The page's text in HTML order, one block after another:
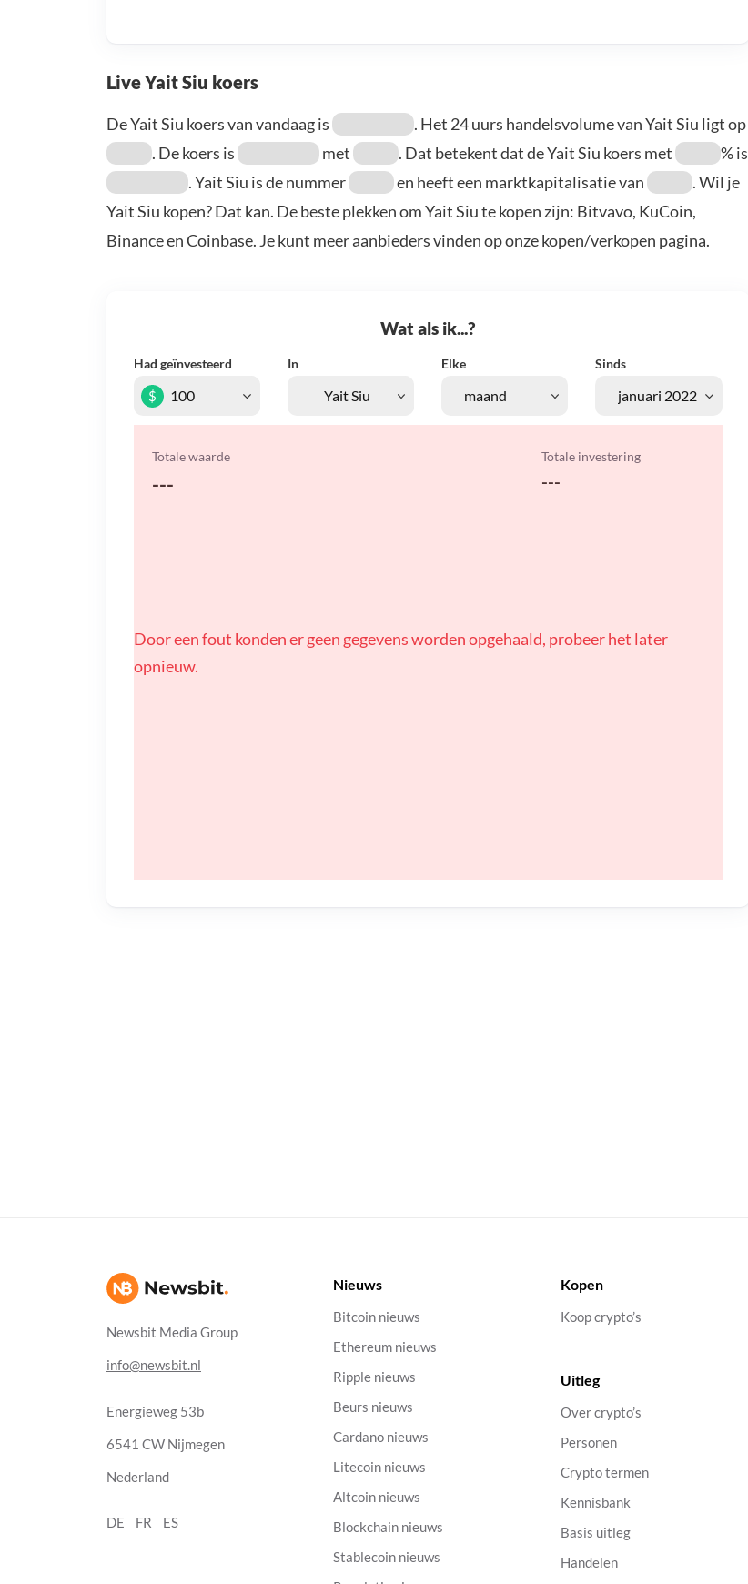
Live Yait Siu koers
De Yait Siu koers van vandaag is
. Het 24 uurs handelsvolume van Yait Siu ligt op
. De koers is
met . Dat betekent dat de Yait Siu koers met
% is
. Yait Siu is de nummer
en heeft een marktkapitalisatie van
. Wil je
Yait Siu kopen? Dat kan. De beste plekken om Yait Siu te kopen zijn: Bitvavo, KuCoin,
Binance en Coinbase. Je kunt meer aanbieders vinden op onze kopen/verkopen pagina.
Wat als ik...?
Had geïnvesteerd In Elke Sinds
$
Totale waarde
---
Totale investering
---
Door een fout konden er geen gegevens worden opgehaald, probeer het later
opnieuw.
Newsbit Media Group
info@newsbit.nl
Energieweg 53b
6541 CW Nijmegen
Nederland
DE FR ES
Nieuws
Bitcoin nieuws
Ethereum nieuws
Ripple nieuws
Beurs nieuws
Cardano nieuws
Litecoin nieuws
Altcoin nieuws
Blockchain nieuws
Stablecoin nieuws
Kopen
Koop crypto’s
Uitleg
Over crypto’s
Personen
Crypto termen
Kennisbank
Basis uitleg
Handelen